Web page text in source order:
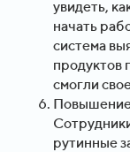
увидеть,
начать
система
продуктов
смогли
Повышение
рутинные